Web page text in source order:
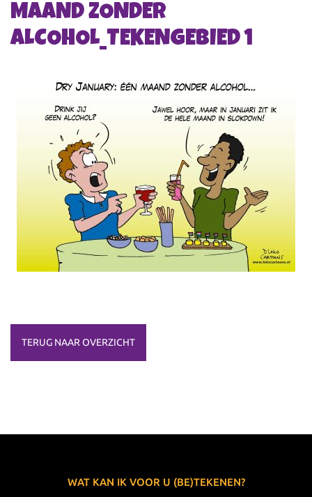
MAAND ZONDER
ALCOHOL_TEKENGEBIED 1
TERUG NAAR OVERZICHT
WAT KAN IK VOOR U (BE)TEKENEN?